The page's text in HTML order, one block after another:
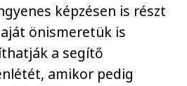
képzésen is részt
önismeretük is
a segítő
amikor pedig